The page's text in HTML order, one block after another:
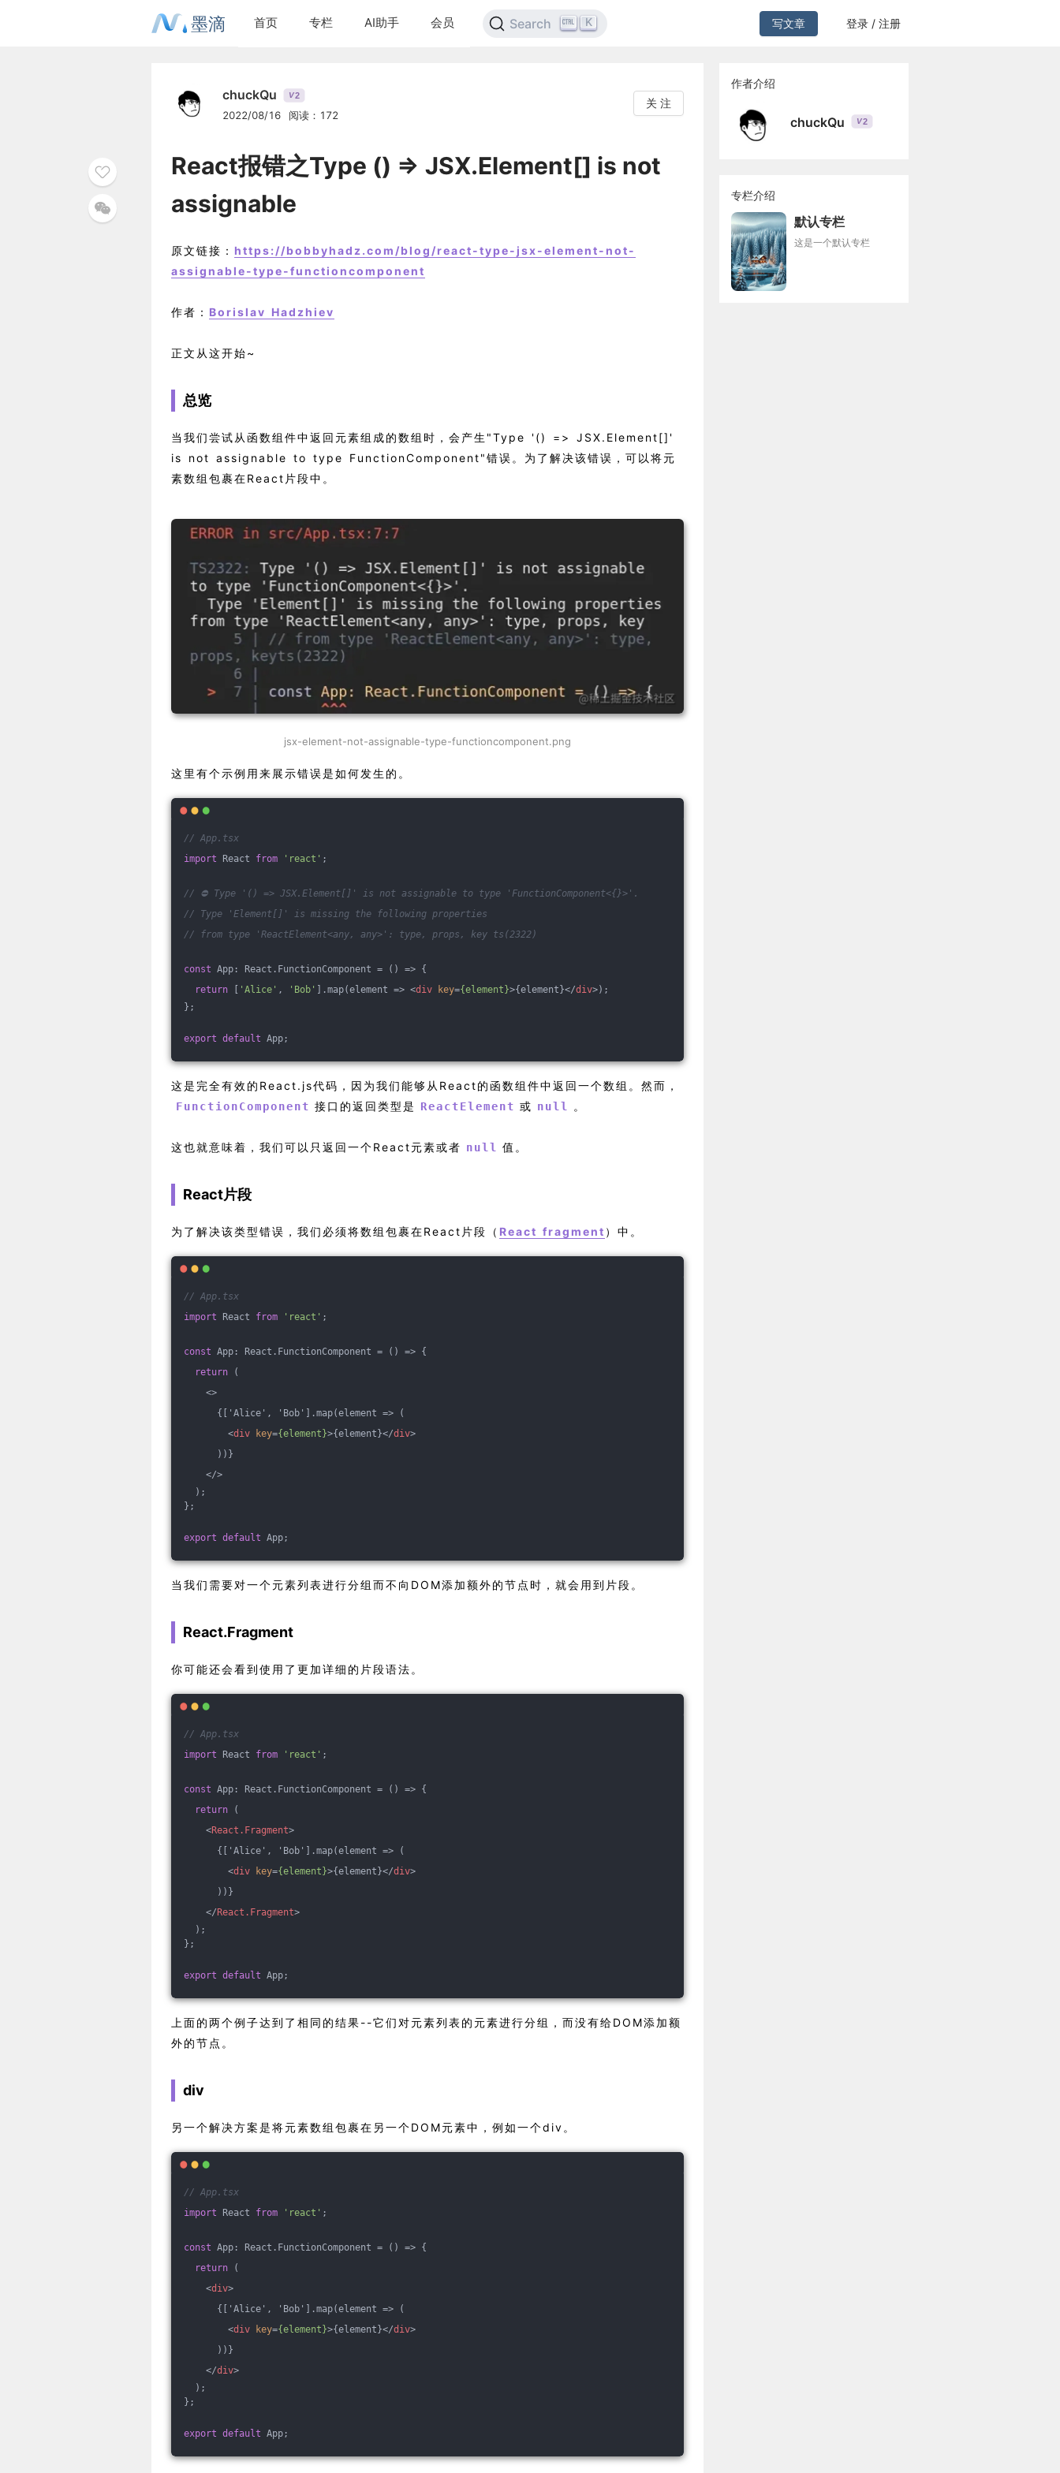
墨滴 首页 专栏 AI助手 会员 Search K 写文章 登录 / 注册
chuckQu V2
2022/08/16 阅读：172
关 注
React报错之Type () => JSX.Element[] is not
assignable
原文链接： https://bobbyhadz.com/blog/react-type-jsx-element-not-
assignable-type-functioncomponent
作者： Borislav Hadzhiev
正文从这开始~
总览
当我们尝试从函数组件中返回元素组成的数组时，会产生"Type '() => JSX.Element[]'
is not assignable to type FunctionComponent"错误。为了解决该错误，可以将元
素数组包裹在React片段中。
jsx-element-not-assignable-type-functioncomponent.png
这里有个示例用来展示错误是如何发生的。
// App.tsx
import React from 'react' ;
// ⛔️ Type '() => JSX.Element[]' is not assignable to type 'FunctionComponent<{}>'.
// Type 'Element[]' is missing the following properties
// from type 'ReactElement<any, any>': type, props, key ts(2322)
const App: React.FunctionComponent = () => {
return [ 'Alice' , 'Bob' ].map(element => <div key={element}>{element}</div>);
};
export default App;
这是完全有效的React.js代码，因为我们能够从React的函数组件中返回一个数组。然而，
FunctionComponent 接口的返回类型是 ReactElement 或 null 。
这也就意味着，我们可以只返回一个React元素或者 null 值。
React片段
为了解决该类型错误，我们必须将数组包裹在React片段（ React fragment ）中。
// App.tsx
import React from 'react' ;
const App: React.FunctionComponent = () => {
return (
<>
{['Alice', 'Bob'].map(element => (
<div key={element}>{element}</div>
))}
</>
);
};
export default App;
当我们需要对一个元素列表进行分组而不向DOM添加额外的节点时，就会用到片段。
React.Fragment
你可能还会看到使用了更加详细的片段语法。
// App.tsx
import React from 'react' ;
const App: React.FunctionComponent = () => {
return (
<React.Fragment>
{['Alice', 'Bob'].map(element => (
<div key={element}>{element}</div>
))}
</React.Fragment>
);
};
export default App;
上面的两个例子达到了相同的结果--它们对元素列表的元素进行分组，而没有给DOM添加额
外的节点。
div
另一个解决方案是将元素数组包裹在另一个DOM元素中，例如一个div。
// App.tsx
import React from 'react' ;
const App: React.FunctionComponent = () => {
return (
<div>
{['Alice', 'Bob'].map(element => (
<div key={element}>{element}</div>
))}
</div>
);
};
export default App;
作者介绍
chuckQu V2
专栏介绍
默认专栏
这是一个默认专栏